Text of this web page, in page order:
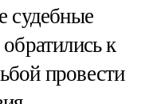
судебные
к
провести